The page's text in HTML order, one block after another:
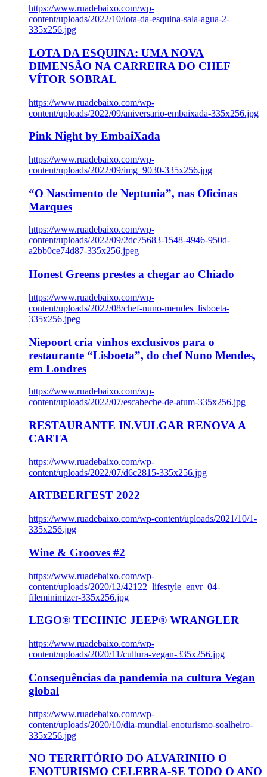
https://www.ruadebaixo.com/wp-
content/uploads/2022/10/lota-da-esquina-sala-agua-2-
335x256.jpg
LOTA DA ESQUINA: UMA NOVA
DIMENSÃO NA CARREIRA DO CHEF
VÍTOR SOBRAL
https://www.ruadebaixo.com/wp-
content/uploads/2022/09/aniversario-embaixada-335x256.jpg
Pink Night by EmbaiXada
https://www.ruadebaixo.com/wp-
content/uploads/2022/09/img_9030-335x256.jpg
“O Nascimento de Neptunia”, nas Oficinas
Marques
https://www.ruadebaixo.com/wp-
content/uploads/2022/09/2dc75683-1548-4946-950d-
a2bb0ce74d87-335x256.jpeg
Honest Greens prestes a chegar ao Chiado
https://www.ruadebaixo.com/wp-
content/uploads/2022/08/chef-nuno-mendes_lisboeta-
335x256.jpeg
Niepoort cria vinhos exclusivos para o
restaurante “Lisboeta”, do chef Nuno Mendes,
em Londres
https://www.ruadebaixo.com/wp-
content/uploads/2022/07/escabeche-de-atum-335x256.jpg
RESTAURANTE IN.VULGAR RENOVA A
CARTA
https://www.ruadebaixo.com/wp-
content/uploads/2022/07/d6c2815-335x256.jpg
ARTBEERFEST 2022
https://www.ruadebaixo.com/wp-content/uploads/2021/10/1-
335x256.jpg
Wine & Grooves #2
https://www.ruadebaixo.com/wp-
content/uploads/2020/12/42122_lifestyle_envr_04-
fileminimizer-335x256.jpg
LEGO® TECHNIC JEEP® WRANGLER
https://www.ruadebaixo.com/wp-
content/uploads/2020/11/cultura-vegan-335x256.jpg
Consequências da pandemia na cultura Vegan
global
https://www.ruadebaixo.com/wp-
content/uploads/2020/10/dia-mundial-enoturismo-soalheiro-
335x256.jpg
NO TERRITÓRIO DO ALVARINHO O
ENOTURISMO CELEBRA-SE TODO O ANO